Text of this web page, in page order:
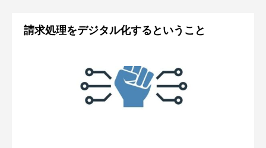
請求処理をデジタル化するということ